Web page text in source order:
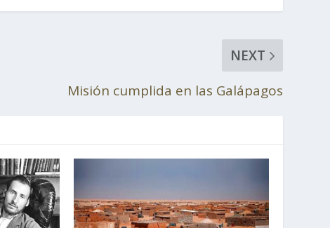
NEXT
Misión cumplida en las Galápagos